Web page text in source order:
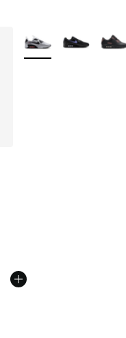
Weitere Farben